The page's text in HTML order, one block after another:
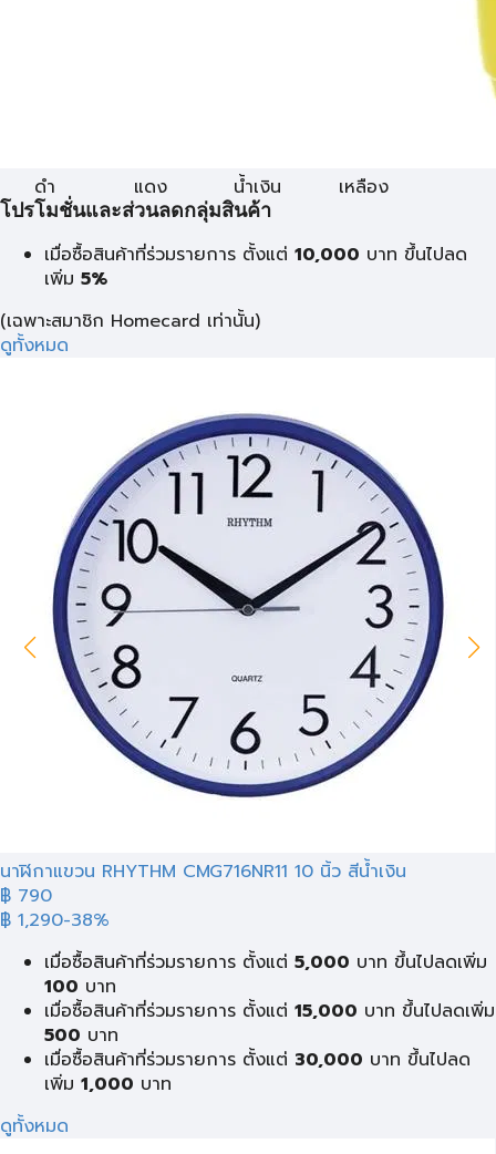
ดำ แดง นํ้าเงิน เหลือง
โปรโมชั่นและส่วนลดกลุ่มสินค้า
เมื่อซื้อสินค้าที่ร่วมรายการ ตั้งแต่ 10,000 บาท ขึ้นไปลด
เพิ่ม 5%
(เฉพาะสมาชิก Homecard เท่านั้น)
ดูทั้งหมด
นาฬิกาแขวน RHYTHM CMG716NR11 10 นิ้ว สีน้ำเงิน
฿ 790
฿ 1,290-38%
เมื่อซื้อสินค้าที่ร่วมรายการ ตั้งแต่ 5,000 บาท ขึ้นไปลดเพิ่ม
100 บาท
เมื่อซื้อสินค้าที่ร่วมรายการ ตั้งแต่ 15,000 บาท ขึ้นไปลดเพิ่ม
500 บาท
เมื่อซื้อสินค้าที่ร่วมรายการ ตั้งแต่ 30,000 บาท ขึ้นไปลด
เพิ่ม 1,000 บาท
ดูทั้งหมด